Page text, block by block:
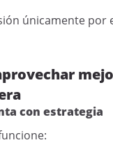
únicamente por
con estrategia